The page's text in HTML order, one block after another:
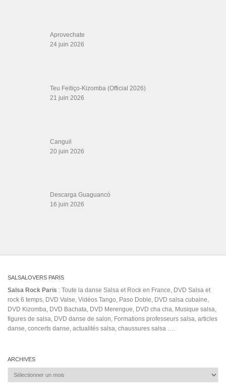
Aprovechate
24 juin 2026
Teu Feitiço-Kizomba (Official 2026)
21 juin 2026
Canguil
20 juin 2026
Descarga Guaguancó
16 juin 2026
SALSALOVERS PARIS
Salsa Rock Paris : Toute la danse Salsa et Rock en France, DVD Salsa et
rock 6 temps, DVD Valse, Vidéos Tango, Paso Doble, DVD salsa cubaine,
DVD Kizomba, DVD Bachata, DVD Merengue, DVD cha cha, Musique salsa,
figures de salsa, DVD danse de salon, Formations professeurs salsa, articles
danse, concerts danse, actualités salsa, chaussures salsa ….
ARCHIVES
Archives